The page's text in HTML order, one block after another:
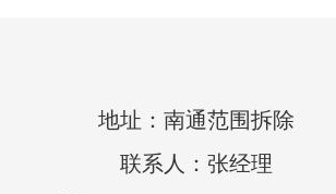
地址：南通范围拆除
联系人：张经理